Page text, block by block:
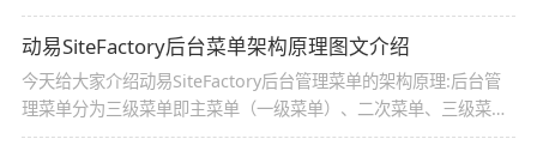
2008（以下简称VS)进行编程的话，需要做一些转换,结果没有可行
办法，想知道的朋友情祥看本文
动易SiteFactory后台菜单架构原理图文介绍
今天给大家介绍动易SiteFactory后台管理菜单的架构原理:后台管
理菜单分为三级菜单即主菜单（一级菜单）、二次菜单、三级菜
单，感兴趣的朋友可以了解下，希望本文的知识点可以帮助你们